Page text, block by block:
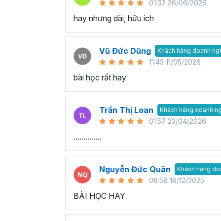
01:37 26/06/2026
hay nhưng dài, hữu ích
Vũ Đức Dũng Khách hàng doanh
11:43 11/05/2026
bài học rất hay
Trần Thị Loan Khách hàng doanh
01:57 23/04/2026
..............
Nguyễn Đức Quân Khách hàng
08:58 18/12/2025
BÀI HỌC HAY